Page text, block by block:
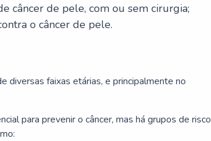
câncer de pele, com ou sem cirurgia;
o câncer de pele.
diversas faixas etárias, e principalmente no
para prevenir o câncer, mas há grupos de risco